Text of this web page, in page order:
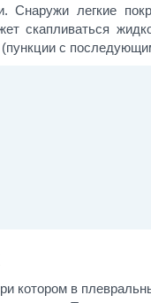
Снаружи легкие
скапливаться
с
котором в